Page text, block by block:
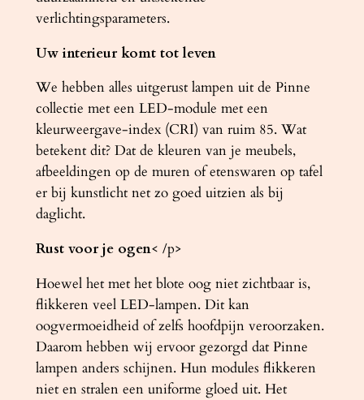
verlichtingsparameters.
Uw interieur komt tot leven
We hebben alles uitgerust lampen uit de Pinne
collectie met een LED-module met een
kleurweergave-index (CRI) van ruim 85. Wat
betekent dit? Dat de kleuren van je meubels,
afbeeldingen op de muren of etenswaren op tafel
er bij kunstlicht net zo goed uitzien als bij
daglicht.
Rust voor je ogen< /p>
Hoewel het met het blote oog niet zichtbaar is,
flikkeren veel LED-lampen. Dit kan
oogvermoeidheid of zelfs hoofdpijn veroorzaken.
Daarom hebben wij ervoor gezorgd dat Pinne
lampen anders schijnen. Hun modules flikkeren
niet en stralen een uniforme gloed uit. Het